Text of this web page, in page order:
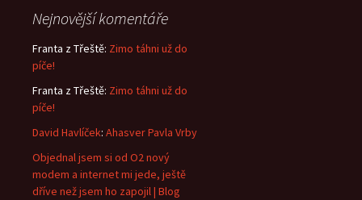
Nejnovější komentáře
Franta z Třeště: Zimo táhni už do
píče!
Franta z Třeště: Zimo táhni už do
píče!
David Havlíček: Ahasver Pavla Vrby
Objednal jsem si od O2 nový
modem a internet mi jede, ještě
dříve než jsem ho zapojil | Blog